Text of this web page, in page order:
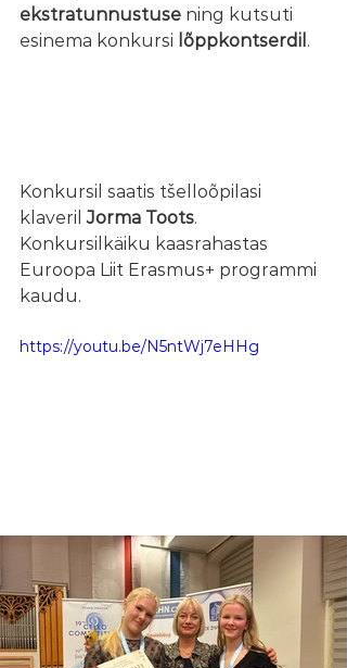
ekstratunnustuse ning kutsuti
esinema konkursi lõppkontserdil .
Konkursil saatis tšelloõpilasi
klaveril Jorma Toots.
Konkursilkäiku kaasrahastas
Euroopa Liit Erasmus+ programmi
kaudu.
https://youtu.be/N5ntWj7eHHg